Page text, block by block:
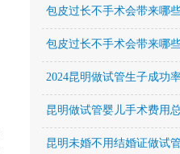
包皮过长不手术会带来哪
包皮过长不手术会带来哪
2024昆明做试管生子成功
昆明做试管婴儿手术费用
昆明未婚不用结婚证做试